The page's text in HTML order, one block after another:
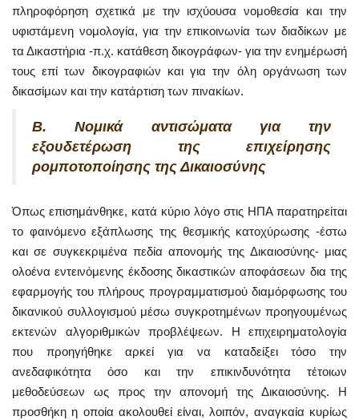
πληροφόρηση σχετικά με την ισχύουσα νομοθεσία και την
υφιστάμενη νομολογία, για την επικοινωνία των διαδίκων με
τα Δικαστήρια -π.χ. κατάθεση δικογράφων- για την ενημέρωσή
τους επί των δικογραφιών και για την όλη οργάνωση των
δικασίμων και την κατάρτιση των πινακίων.
Β. Νομικά αντισώματα για την
εξουδετέρωση της επιχείρησης
ρομποτοποίησης της Δικαιοσύνης
Όπως επισημάνθηκε, κατά κύριο λόγο στις ΗΠΑ παρατηρείται
το φαινόμενο εξάπλωσης της θεσμικής κατοχύρωσης -έστω
και σε συγκεκριμένα πεδία απονομής της Δικαιοσύνης- μιας
ολοένα εντεινόμενης έκδοσης δικαστικών αποφάσεων δια της
εφαρμογής του πλήρους προγραμματισμού διαμόρφωσης του
δικανικού συλλογισμού μέσω συγκροτημένων προηγουμένως
εκτενών αλγοριθμικών προβλέψεων. Η επιχειρηματολογία
που προηγήθηκε αρκεί για να καταδείξει τόσο την
ανεδαφικότητα όσο και την επικινδυνότητα τέτοιων
μεθοδεύσεων ως προς την απονομή της Δικαιοσύνης. Η
προσθήκη η οποία ακολουθεί είναι, λοιπόν, αναγκαία κυρίως